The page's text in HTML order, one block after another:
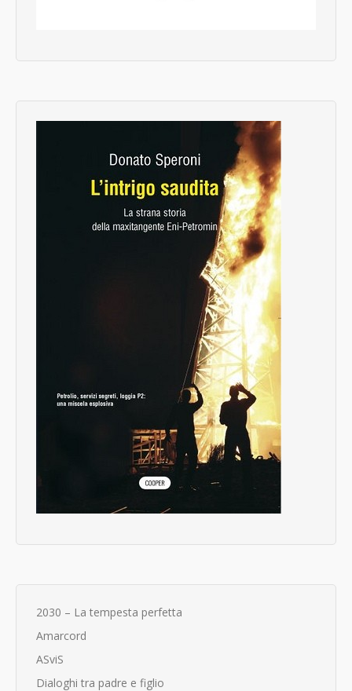
2030 – La tempesta perfetta
Amarcord
ASviS
Dialoghi tra padre e figlio